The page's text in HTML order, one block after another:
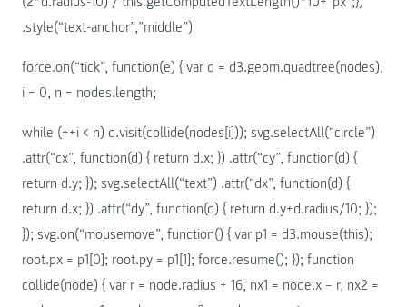
.style(“text-anchor”,”middle”)
force.on(“tick”, function(e) { var q = d3.geom.quadtree(nodes),
i = 0, n = nodes.length;
while (++i < n) q.visit(collide(nodes[i])); svg.selectAll(“circle”)
.attr(“cx”, function(d) { return d.x; }) .attr(“cy”, function(d) {
return d.y; }); svg.selectAll(“text”) .attr(“dx”, function(d) {
return d.x; }) .attr(“dy”, function(d) { return d.y+d.radius/10; });
}); svg.on(“mousemove”, function() { var p1 = d3.mouse(this);
root.px = p1[0]; root.py = p1[1]; force.resume(); }); function
collide(node) { var r = node.radius + 16, nx1 = node.x – r, nx2 =